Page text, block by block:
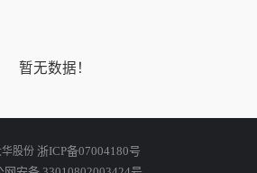
暂无数据！
股份 浙ICP备07004180号